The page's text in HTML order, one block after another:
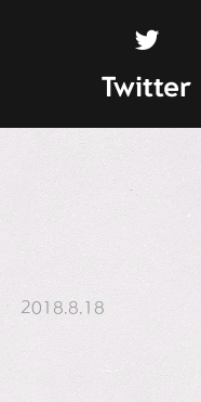
Twitter
2018.8.18